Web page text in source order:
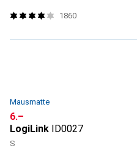
1860
Mausmatte
CHF
6.–
LogiLink
ID0027
S